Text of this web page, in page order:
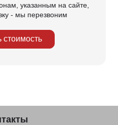
указанным на сайте,
- мы перезвоним
стоимость